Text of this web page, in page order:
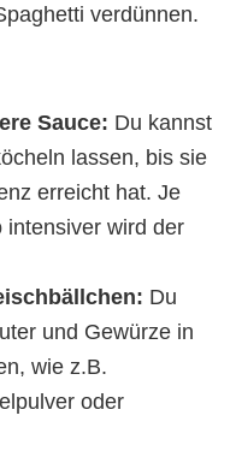
verdünnen.
Sauce: Du kannst
lassen, bis sie
erreicht hat. Je
intensiver wird der
Du
und Gewürze in
wie z.B.
oder